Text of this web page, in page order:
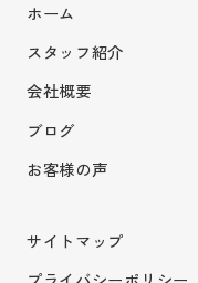
ホーム
スタッフ紹介
会社概要
ブログ
お客様の声
サイトマップ